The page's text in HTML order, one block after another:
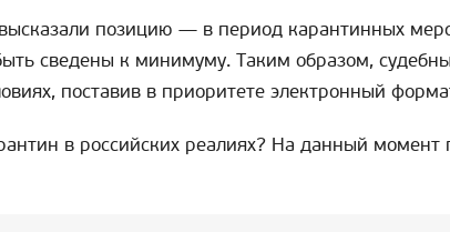
позицию — в период карантинных
сведены к минимуму. Таким образом,
поставив в приоритете электронный
в российских реалиях? На данный